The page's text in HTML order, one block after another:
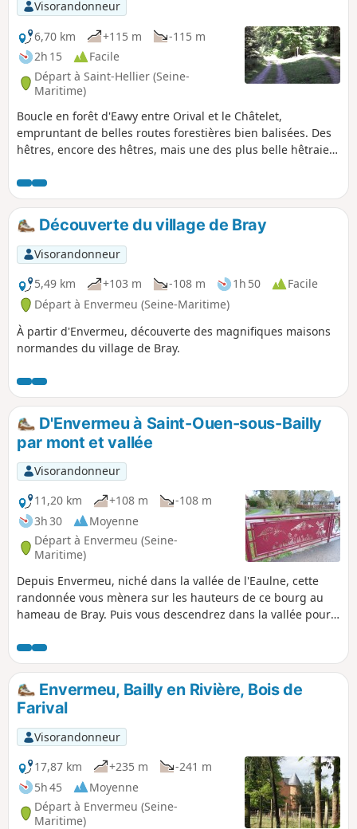
Visorandonneur
6,70 km
+115 m
-115 m
2h 15
Facile
Départ à Saint-Hellier (Seine-
Maritime)
Boucle en forêt d'Eawy entre Orival et le Châtelet,
empruntant de belles routes forestières bien balisées. Des
hêtres, encore des hêtres, mais une des plus belle hêtraies
entraînés ou pour grande sortie pour des randonneurs
débutants. Accès très facile via la route départementale
D154, large et agréable.
Découverte du village de Bray
Visorandonneur
5,49 km
+103 m -108 m 1h 50
Facile
Départ à Envermeu (Seine-Maritime)
À partir d'Envermeu, découverte des magnifiques maisons
normandes du village de Bray.
D'Envermeu à Saint-Ouen-sous-Bailly
par mont et vallée
Visorandonneur
11,20 km
+108 m
-108 m
3h 30
Moyenne
Départ à Envermeu (Seine-
Maritime)
Depuis Envermeu, niché dans la vallée de l'Eaulne, cette
randonnée vous mènera sur les hauteurs de ce bourg au
hameau de Bray. Puis vous descendrez dans la vallée pour
vous traverserez en empruntant plusieurs passages à gué
sur le Bailly-Bec.
Envermeu, Bailly en Rivière, Bois de
Farival
Visorandonneur
17,87 km
+235 m
-241 m
5h 45
Moyenne
Départ à Envermeu (Seine-
Maritime)